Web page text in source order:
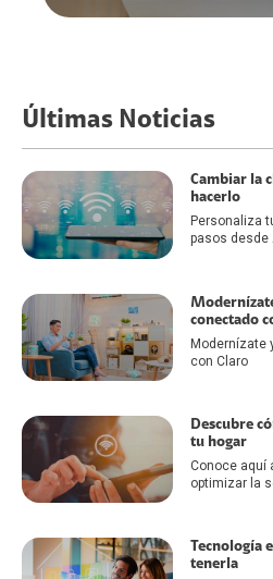
Últimas Noticias
Cambiar la
hacerlo
Personaliza
pasos desde
conectado
Modernízate
con Claro
Descubre
tu hogar
Conoce aquí
optimizar la
Tecnología
tenerla